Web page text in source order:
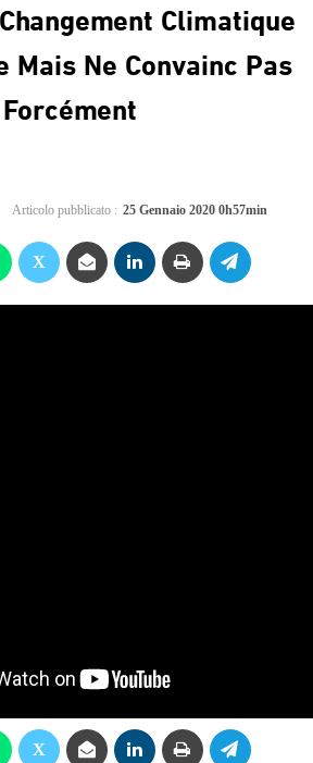
Climatique
Mais Ne Convainc Pas
Forcément
Articolo pubblicato : 25 Gennaio 2020 0h57min